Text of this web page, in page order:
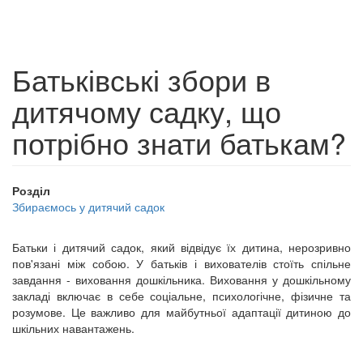
Батьківські збори в
дитячому садку, що
потрібно знати батькам?
Розділ
Збираємось у дитячий садок
Батьки і дитячий садок, який відвідує їх дитина, нерозривно
пов'язані між собою. У батьків і вихователів стоїть спільне
завдання - виховання дошкільника. Виховання у дошкільному
закладі включає в себе соціальне, психологічне, фізичне та
розумове. Це важливо для майбутньої адаптації дитиною до
шкільних навантажень.